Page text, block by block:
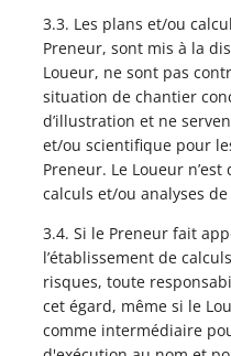
3.3. Les plans et/ou
Preneur, sont mis à la
Loueur, ne sont pas
situation de chantier
d’illustration et ne
et/ou scientifique pour
Preneur. Le Loueur
calculs et/ou analyses
3.4. Si le Preneur fait
l’établissement de
risques, toute
cet égard, même si le
comme intermédiaire